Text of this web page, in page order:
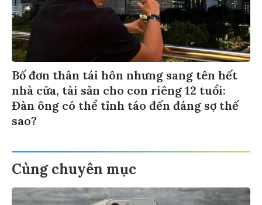
Bố đơn thân tái hôn nhưng sang tên hết
nhà cửa, tài sản cho con riêng 12 tuổi:
Đàn ông có thể tỉnh táo đến đáng sợ thế
sao?
Cùng chuyên mục